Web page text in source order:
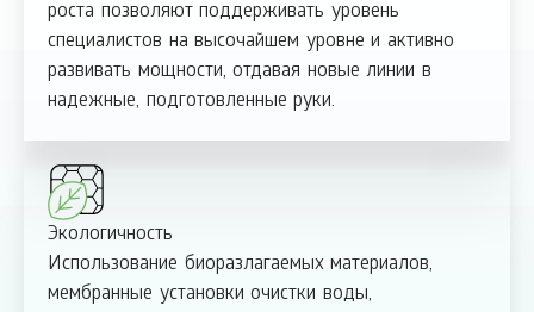
роста позволяют поддерживать уровень
специалистов на высочайшем уровне и активно
развивать мощности, отдавая новые линии в
надежные, подготовленные руки.
Экологичность
Использование биоразлагаемых материалов,
мембранные установки очистки воды,